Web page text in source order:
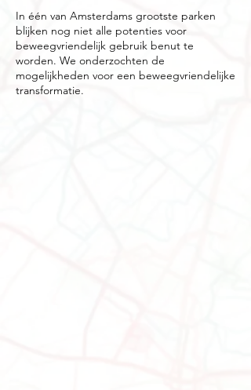
In één van Amsterdams grootste parken
blijken nog niet alle potenties voor
beweegvriendelijk gebruik benut te
worden. We onderzochten de
mogelijkheden voor een beweegvriendelijke
transformatie.